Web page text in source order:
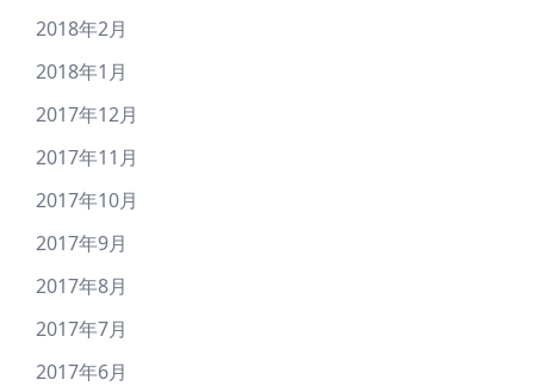
2018年2月
2018年1月
2017年12月
2017年11月
2017年10月
2017年9月
2017年8月
2017年7月
2017年6月